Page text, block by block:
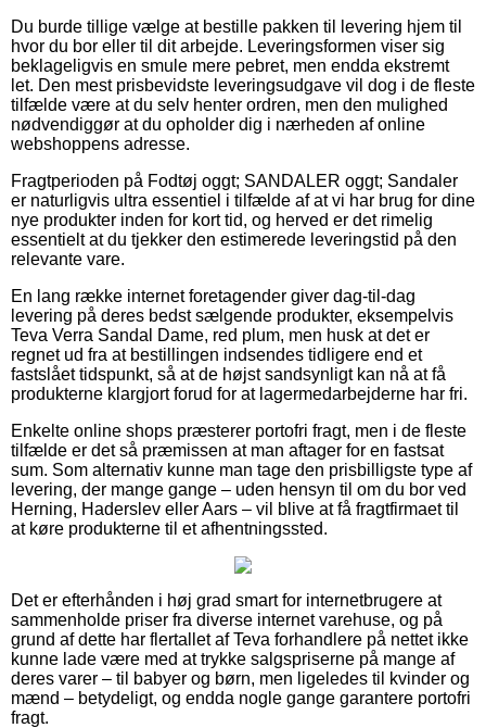
Du burde tillige vælge at bestille pakken til levering hjem til
hvor du bor eller til dit arbejde. Leveringsformen viser sig
beklageligvis en smule mere pebret, men endda ekstremt
let. Den mest prisbevidste leveringsudgave vil dog i de fleste
tilfælde være at du selv henter ordren, men den mulighed
nødvendiggør at du opholder dig i nærheden af online
webshoppens adresse.
Fragtperioden på Fodtøj oggt; SANDALER oggt; Sandaler
er naturligvis ultra essentiel i tilfælde af at vi har brug for dine
nye produkter inden for kort tid, og herved er det rimelig
essentielt at du tjekker den estimerede leveringstid på den
relevante vare.
En lang række internet foretagender giver dag-til-dag
levering på deres bedst sælgende produkter, eksempelvis
Teva Verra Sandal Dame, red plum, men husk at det er
regnet ud fra at bestillingen indsendes tidligere end et
fastslået tidspunkt, så at de højst sandsynligt kan nå at få
produkterne klargjort forud for at lagermedarbejderne har fri.
Enkelte online shops præsterer portofri fragt, men i de fleste
tilfælde er det så præmissen at man aftager for en fastsat
sum. Som alternativ kunne man tage den prisbilligste type af
levering, der mange gange – uden hensyn til om du bor ved
Herning, Haderslev eller Aars – vil blive at få fragtfirmaet til
at køre produkterne til et afhentningssted.
Det er efterhånden i høj grad smart for internetbrugere at
sammenholde priser fra diverse internet varehuse, og på
grund af dette har flertallet af Teva forhandlere på nettet ikke
kunne lade være med at trykke salgspriserne på mange af
deres varer – til babyer og børn, men ligeledes til kvinder og
mænd – betydeligt, og endda nogle gange garantere portofri
fragt.